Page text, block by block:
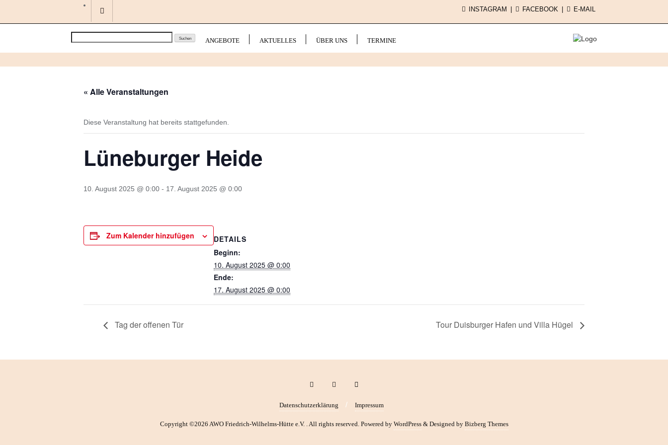
content
INSTAGRAM FACEBOOK E-MAIL
ANGEBOTE AKTUELLES ÜBER UNS TERMINE
« Alle Veranstaltungen
Diese Veranstaltung hat bereits stattgefunden.
Lüneburger Heide
10. August 2025 @ 0:00 - 17. August 2025 @ 0:00
Zum Kalender hinzufügen
DETAILS
Beginn:
10. August 2025 @ 0:00
Ende:
17. August 2025 @ 0:00
Tag der offenen Tür Tour Duisburger Hafen und Villa Hügel
Datenschutzerklärung Impressum
Copyright ©2026 AWO Friedrich-Wilhelms-Hütte e.V. . All rights reserved. Powered by WordPress & Designed by Bizberg Themes